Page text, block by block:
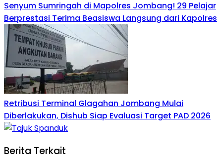
Senyum Sumringah di Mapolres Jombang! 29 Pelajar
Berprestasi Terima Beasiswa Langsung dari Kapolres
Retribusi Terminal Glagahan Jombang Mulai
Diberlakukan, Dishub Siap Evaluasi Target PAD 2026
Berita Terkait